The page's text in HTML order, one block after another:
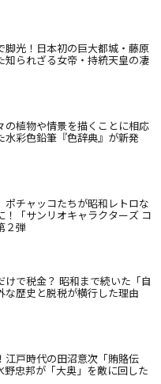
脚光！日本初の巨大都城・藤原
知られざる女帝・持統天皇の凄
の植物や情景を描くことに相応
水彩色鉛筆『色辞典』が新発
ポチャッコたちが昭和レトロな
！「サンリオキャラクターズ コ
２弾
けで税金？ 昭和まで続いた「自
な歴史と脱税が横行した理由
江戸時代の田沼意次「賄賂伝
野忠邦が「大奥」を敵に回した